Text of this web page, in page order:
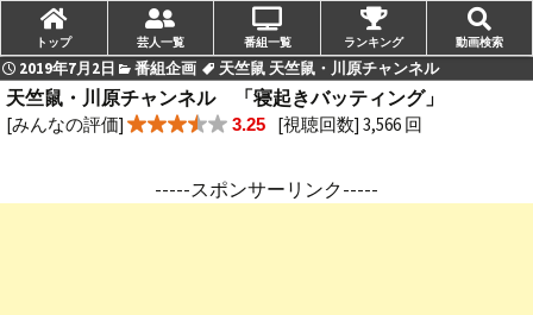
2019年7月2日 番組企画
天竺鼠 天竺鼠・川原チャンネル
天竺鼠・川原チャンネル 「寝起きバッティング」
[みんなの評価] 3.25 [視聴回数] 3,566 回
-----スポンサーリンク-----
トップ 芸人一覧 番組一覧 ランキング 動画検索